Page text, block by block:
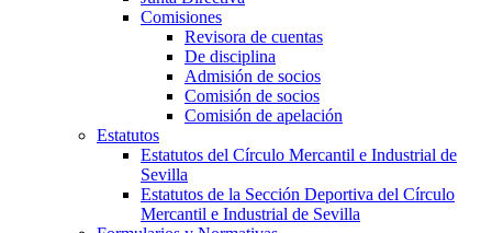
Comisiones
Revisora de cuentas
De disciplina
Admisión de socios
Comisión de socios
Comisión de apelación
Estatutos
Estatutos del Círculo Mercantil e Industrial de
Sevilla
Estatutos de la Sección Deportiva del Círculo
Mercantil e Industrial de Sevilla